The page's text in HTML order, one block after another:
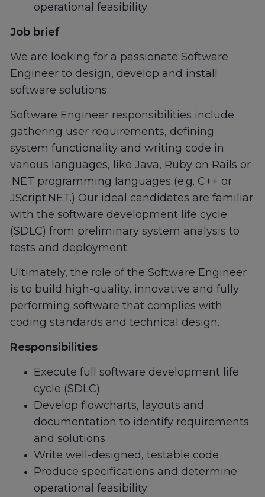
operational feasibility
Job brief
We are looking for a passionate Software
Engineer to design, develop and install
software solutions.
Software Engineer responsibilities include
gathering user requirements, defining
system functionality and writing code in
various languages, like Java, Ruby on Rails or
.NET programming languages (e.g. C++ or
JScript.NET.) Our ideal candidates are familiar
with the software development life cycle
(SDLC) from preliminary system analysis to
tests and deployment.
Ultimately, the role of the Software Engineer
is to build high-quality, innovative and fully
performing software that complies with
coding standards and technical design.
Responsibilities
Execute full software development life
cycle (SDLC)
Develop flowcharts, layouts and
documentation to identify requirements
and solutions
Write well-designed, testable code
Produce specifications and determine
operational feasibility